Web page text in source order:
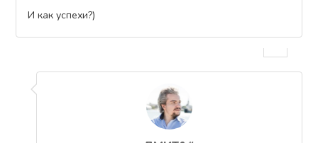
И как успехи?)